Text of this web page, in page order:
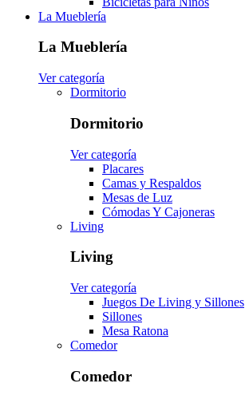
La Mueblería
La Mueblería
Ver categoría
Dormitorio
Dormitorio
Ver categoría
Placares
Camas y Respaldos
Mesas de Luz
Cómodas Y Cajoneras
Living
Living
Ver categoría
Juegos De Living y Sillones
Sillones
Mesa Ratona
Comedor
Comedor